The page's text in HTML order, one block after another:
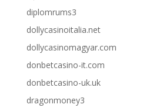
diplomrums3
dollycasinoitalia.net
dollycasinomagyar.com
donbetcasino-it.com
donbetcasino-uk.uk
dragonmoney3